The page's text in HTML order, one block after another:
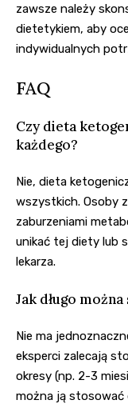
zawsze należy
dietetykiem, aby
indywidualnych
FAQ
Czy dieta
każdego?
Nie, dieta
wszystkich. Osoby
zaburzeniami
unikać tej diety lub
lekarza.
Jak długo
Nie ma
eksperci zalecają
okresy (np. 2-3
można ją stosować